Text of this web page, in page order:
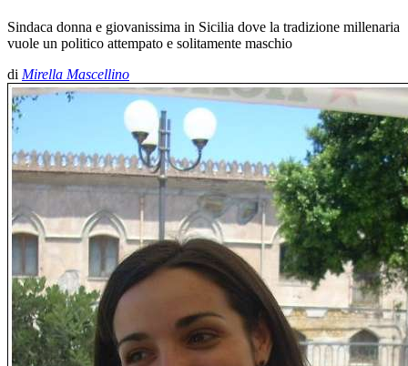
Sindaca donna e giovanissima in Sicilia dove la tradizione millenaria
vuole un politico attempato e solitamente maschio
di Mirella Mascellino